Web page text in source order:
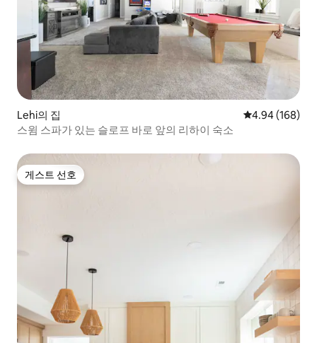
Lehi의 집 평점 4.94점(5
4.94 (168)
스윔 스파가 있는 슬로프 바로 앞의 리하이 숙소
게스트 선호
게스트 선호